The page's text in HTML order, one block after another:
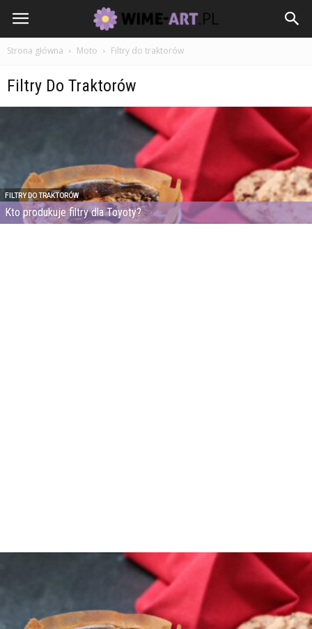
Strona główna Moto Filtry do traktorów
Filtry Do Traktorów
FILTRY DO TRAKTORÓW
Kto produkuje filtry dla Toyoty?